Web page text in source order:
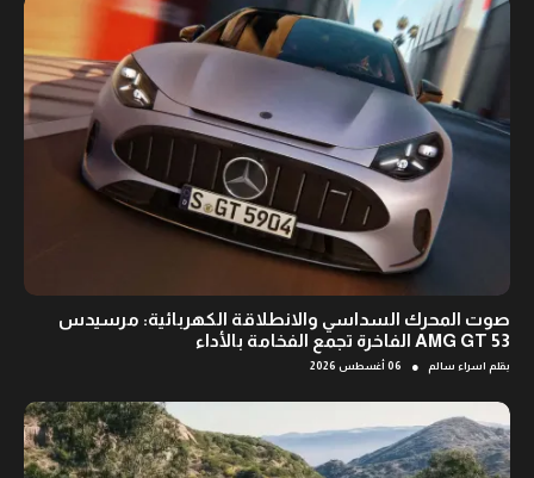
صوت المحرك السداسي والانطلاقة الكهربائية: مرسيدس
AMG GT 53 الفاخرة تجمع الفخامة بالأداء
بقلم اسراء سالم ● 06 أغسطس 2026